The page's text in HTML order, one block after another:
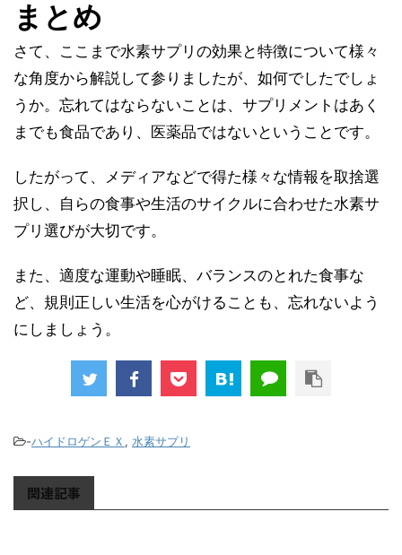
まとめ
さて、ここまで水素サプリの効果と特徴について様々
な角度から解説して参りましたが、如何でしたでしょ
うか。忘れてはならないことは、サプリメントはあく
までも食品であり、医薬品ではないということです。
したがって、メディアなどで得た様々な情報を取捨選
択し、自らの食事や生活のサイクルに合わせた水素サ
プリ選びが大切です。
また、適度な運動や睡眠、バランスのとれた食事な
ど、規則正しい生活を心がけることも、忘れないよう
にしましょう。
-ハイドロゲンＥＸ , 水素サプリ
関連記事